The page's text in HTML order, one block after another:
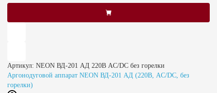
Артикул: NEON ВД-201 АД 220В AC/DC без горелки
Аргонодуговой аппарат NEON ВД-201 АД (220В, AC/DC, без
горелки)